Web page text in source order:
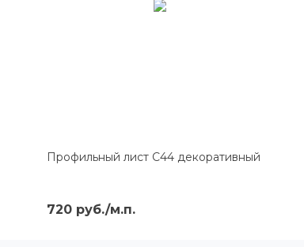
Профильный лист С44 декоративный
720 руб./м.п.